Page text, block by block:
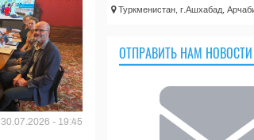
30.07.2026 - 19:45
Туркменистан, г.Ашхабад,
ОТПРАВИТЬ НАМ НОВОСТИ